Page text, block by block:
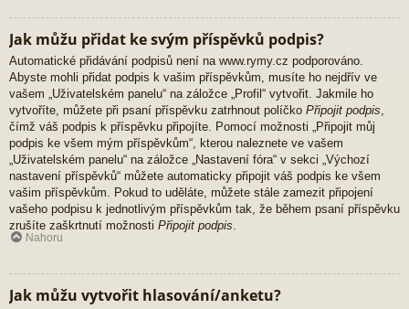
Jak můžu přidat ke svým příspěvků podpis?
Automatické přidávání podpisů není na www.rymy.cz podporováno.
Abyste mohli přidat podpis k vašim příspěvkům, musíte ho nejdřív ve
vašem „Uživatelském panelu“ na záložce „Profil“ vytvořit. Jakmile ho
vytvoříte, můžete při psaní příspěvku zatrhnout políčko Připojit podpis
čímž váš podpis k příspěvku připojíte. Pomocí možnosti „Připojit můj
podpis ke všem mým příspěvkům“, kterou naleznete ve vašem
„Uživatelském panelu“ na záložce „Nastavení fóra“ v sekci „Výchozí
nastavení příspěvků“ můžete automaticky připojit váš podpis ke všem
vašim příspěvkům. Pokud to uděláte, můžete stále zamezit připojení
vašeho podpisu k jednotlivým příspěvkům tak, že během psaní příspěvku
zrušíte zaškrtnutí možnosti Připojit podpis
Nahoru
Jak můžu vytvořit hlasování/anketu?